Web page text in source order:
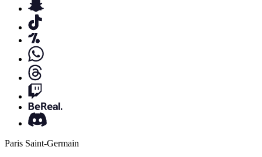
Paris Saint-Germain